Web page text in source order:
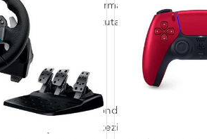
tadını çıkarın. Sarmal dişliler
ve pedalları sıkı tutarak maksimum
tuşlar ve direksiyondan denetimli
direksiyonun merkezinde